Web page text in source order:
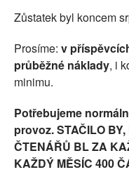
Zůstatek byl koncem
Prosíme: v
průběžné náklady, i
minimu.
Potřebujeme
provoz. STAČILO
ČTENÁŘŮ BL ZA
KAŽDÝ MĚSÍC 400